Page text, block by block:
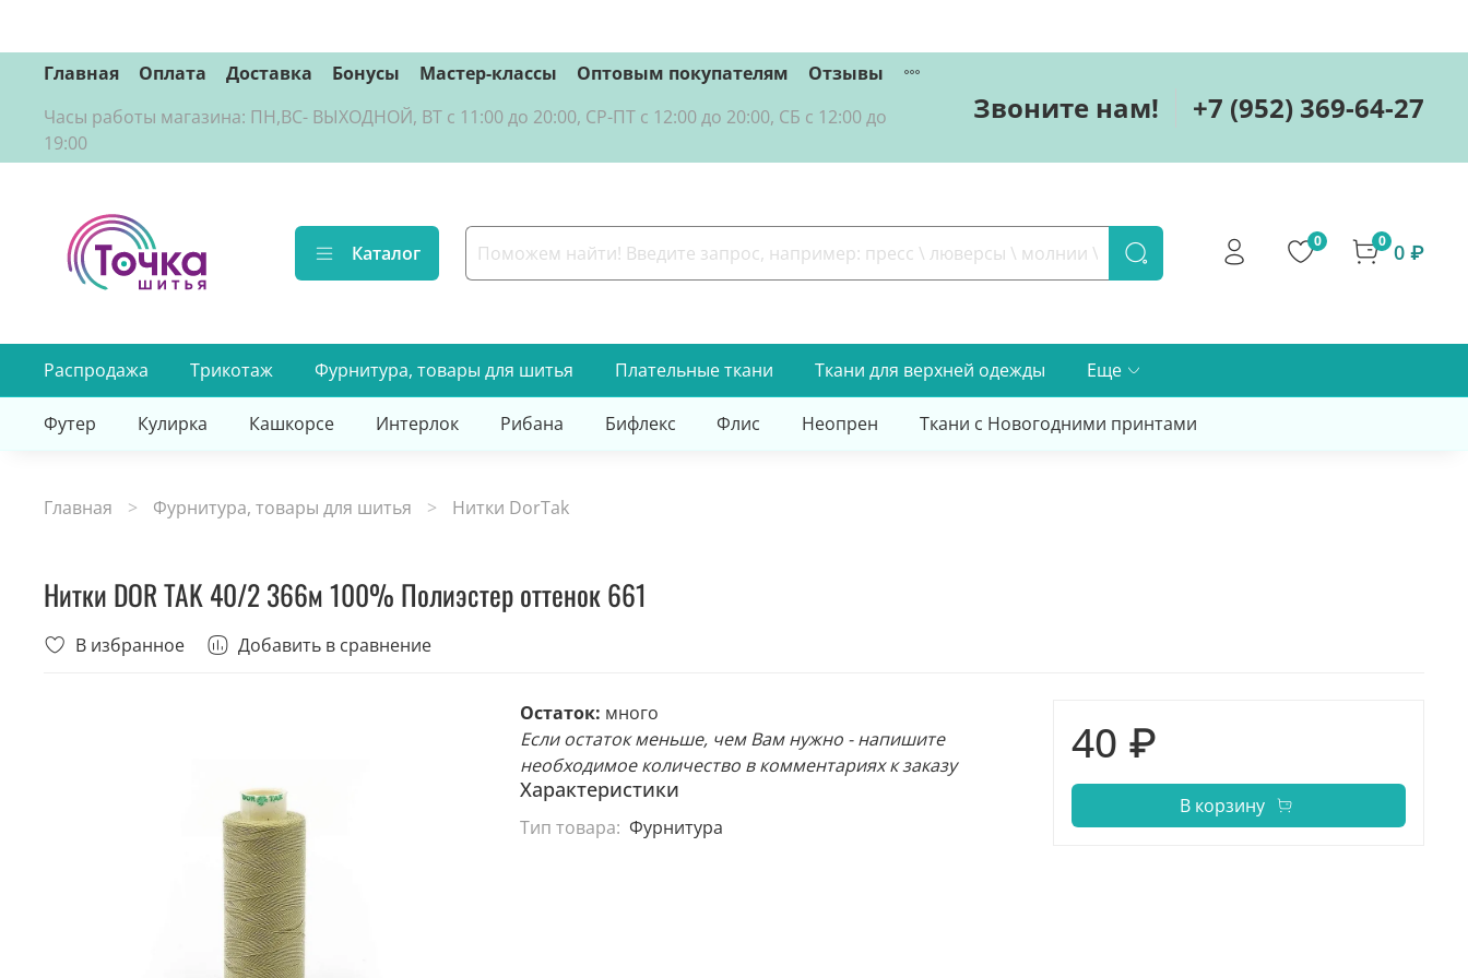
Главная Оплата Доставка Бонусы Мастер-классы Оптовым покупателям
Отзывы
Часы работы магазина: ПН,ВС- ВЫХОДНОЙ, ВТ с 11:00 до 20:00, СР-ПТ с 12:00 до 20:00, СБ с 12:00 до
19:00
Звоните нам! +7 (952) 369-64-27
Каталог
0 0 0 ₽
Распродажа Трикотаж Фурнитура, товары для шитья Плательные ткани Ткани для верхней одежды Еще
Футер Кулирка Кашкорсе Интерлок Рибана Бифлекс Флис Неопрен Ткани с Новогодними принтами
Главная Фурнитура, товары для шитья Нитки DorTak
Нитки DOR TAK 40/2 366м 100% Полиэстер оттенок 661
В избранное Добавить в сравнение
Остаток: много
Если остаток меньше, чем Вам нужно - напишите
необходимое количество в комментариях к заказу
Характеристики
Тип товара: Фурнитура
40 ₽
В корзину